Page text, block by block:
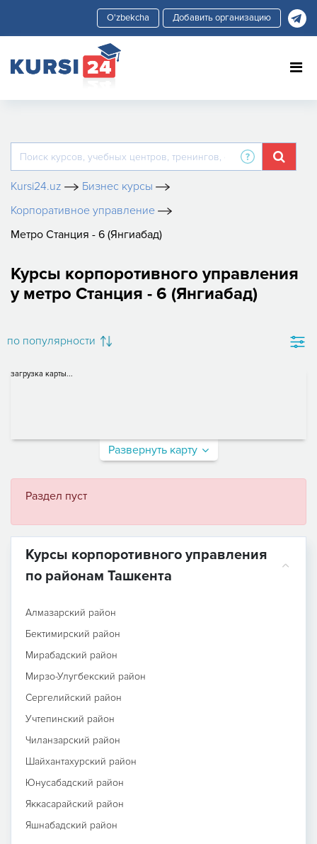
Добавить организацию
Kursi24.uz
Бизнес курсы
Корпоративное управление
Метро Станция - 6 (Янгиабад)
Курсы корпоротивного управления
у метро Станция - 6 (Янгиабад)
по популярности
загрузка карты...
Развернуть карту
Раздел пуст
Курсы корпоротивного управления
по районам Ташкента
Алмазарский район
Бектимирский район
Мирабадский район
Мирзо-Улугбекский район
Сергелийский район
Учтепинский район
Чиланзарский район
Шайхантахурский район
Юнусабадский район
Яккасарайский район
Яшнабадский район